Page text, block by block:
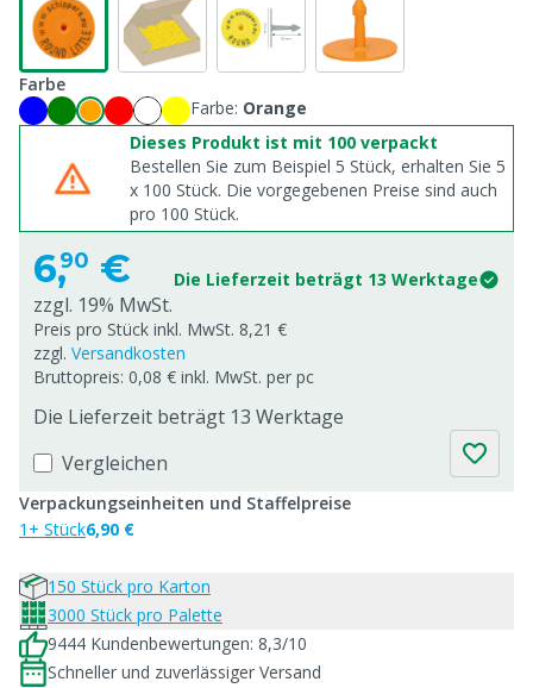
Farbe
Farbe: Orange
Dieses Produkt ist mit 100 verpackt
Bestellen Sie zum Beispiel 5 Stück, erhalten Sie 5
x 100 Stück. Die vorgegebenen Preise sind auch
pro 100 Stück.
6,90 € Die Lieferzeit beträgt 13 Werktage
zzgl. 19% MwSt.
Preis pro Stück inkl. MwSt. 8,21 €
zzgl. Versandkosten
Bruttopreis: 0,08 € inkl. MwSt. per pc
Die Lieferzeit beträgt 13 Werktage
Vergleichen
Verpackungseinheiten und Staffelpreise
1+ Stück6,90 €
150 Stück pro Karton
3000 Stück pro Palette
9444 Kundenbewertungen: 8,3/10
Schneller und zuverlässiger Versand